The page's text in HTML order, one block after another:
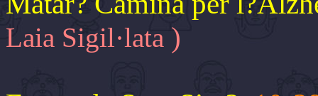
Laia Sigil·lata )